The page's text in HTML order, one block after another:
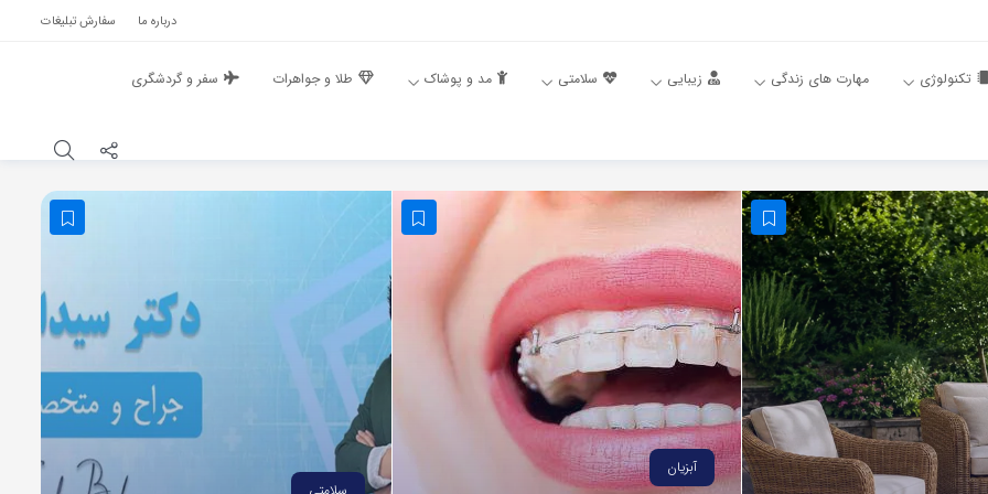
درباره ما سفارش تبلیغات
تکنولوژی مهارت های زندگی زیبایی سلامتی مد و پوشاک طلا و جواهرات سفر و گردشگری
آبزیان